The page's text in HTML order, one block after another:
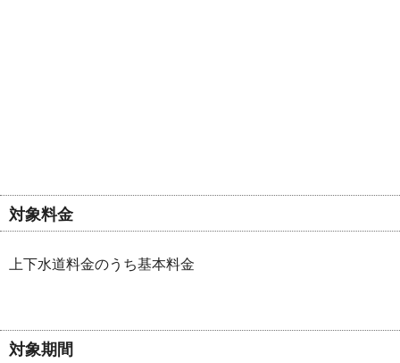
対象料金
上下水道料金のうち基本料金
対象期間